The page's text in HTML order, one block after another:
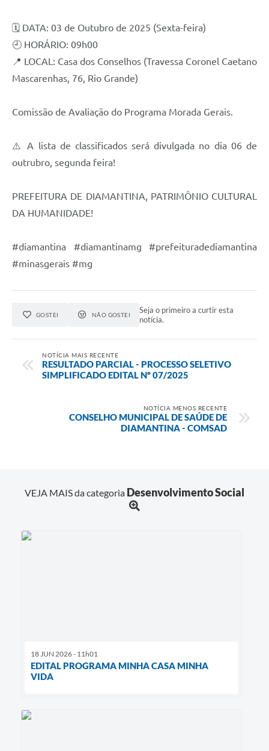
🗓️ DATA: 03 de Outubro de 2025 (Sexta-feira)
🕘 HORÁRIO: 09h00
📍 LOCAL: Casa dos Conselhos (Travessa Coronel Caetano
Mascarenhas, 76, Rio Grande)
Comissão de Avaliação do Programa Morada Gerais.
⚠️ A lista de classificados será divulgada no dia 06 de
outrubro, segunda feira!
PREFEITURA DE DIAMANTINA, PATRIMÔNIO CULTURAL
DA HUMANIDADE!
#diamantina #diamantinamg #prefeituradediamantina
#minasgerais #mg
GOSTEI NÃO GOSTEI
Seja o primeiro a curtir esta
notícia.
NOTÍCIA MAIS RECENTE
RESULTADO PARCIAL - PROCESSO SELETIVO
SIMPLIFICADO EDITAL Nº 07/2025
NOTÍCIA MENOS RECENTE
CONSELHO MUNICIPAL DE SAÚDE DE
DIAMANTINA - COMSAD
VEJA MAIS da categoria Desenvolvimento Social
18 JUN 2026 - 11h01
EDITAL PROGRAMA MINHA CASA MINHA
VIDA